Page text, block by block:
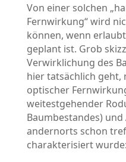
Von einer solchen
Fernwirkung“ wird
können, wenn
geplant ist. Grob
Verwirklichung des
hier tatsächlich geht,
optischer
weitestgehender
Baumbestandes)
andernorts schon
charakterisiert wurde: